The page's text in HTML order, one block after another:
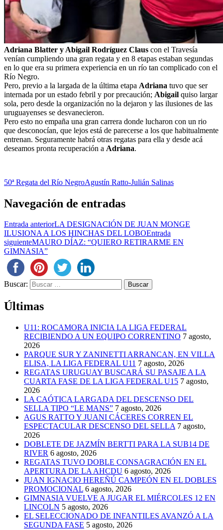
Adriana Blatter y Abigail Rodríguez Claus con el Travesía
venían cumpliendo una gran regata y en 8 etapas estaban segundas
en lo que era su primera experiencia en un río tan complicado con el
Río Negro.
Pero, previo a la largada de la última etapa Adriana tuvo que ser
internada por un estado febril y por precaución; Abigail quiso largar
sola, pero desde la organización no la dejaron y las ilusiones de las
uruguayenses se desvanecieron.
Pero esto no empaña una gran carrera donde lucharon con un rio
que desconocían, que lejos está de parecerse a los que habitualmente
entrenan. Seguramente habrá otras regatas para ella y desde acá
deseamos pronta recuperación a Adriana.
50ª Regata del Río NegroAgustín Ratto-Julián Salinas
Navegación de entradas
Entrada anteriorLA DESIGNACIÓN DE JUAN MONGE
ILUSIONA A LOS HINCHAS DEL LOBOEntrada
siguienteMAURO DÍAZ: “QUIERO RETIRARME EN
GIMNASIA”
Buscar:
Últimas
U11: ROCAMORA INICIA LA LIGA FEDERAL
RECIBIENDO A UN EQUIPO CORRENTINO 7 agosto,
2026
PARQUE SUR Y ZANINETTI ARRANCAN, EN VILLA
ELISA, LA LIGA FEDERAL U11 7 agosto, 2026
REGATAS URUGUAY BUSCARÁ SU PASAJE A LA
CUARTA FASE DE LA LIGA FEDERAL U15 7 agosto,
2026
LA CAÓTICA LARGADA DEL DESCENSO DEL
SELLA TIPO “LE MANS” 7 agosto, 2026
AGUS RATTO Y JUANI CÁCERES CORREN EL
ESPECTACULAR DESCENSO DEL SELLA 7 agosto,
2026
DOBLETE DE JAZMÍN BERTTI PARA LA SUB14 DE
RIVER 6 agosto, 2026
REGATAS TUVO DOBLE CONSAGRACIÓN EN EL
APERTURA DE LA AHCDU 6 agosto, 2026
JUAN IGNACIO HEREÑÚ CAMPEÓN EN EL DOBLES
PROMOCIONAL 6 agosto, 2026
GIMNASIA VUELVE A JUGAR EL MIÉRCOLES 12 EN
LINCOLN 5 agosto, 2026
EL SELECCIONADO DE INFANTILES AVANZÓ A LA
SEGUNDA FASE 5 agosto, 2026